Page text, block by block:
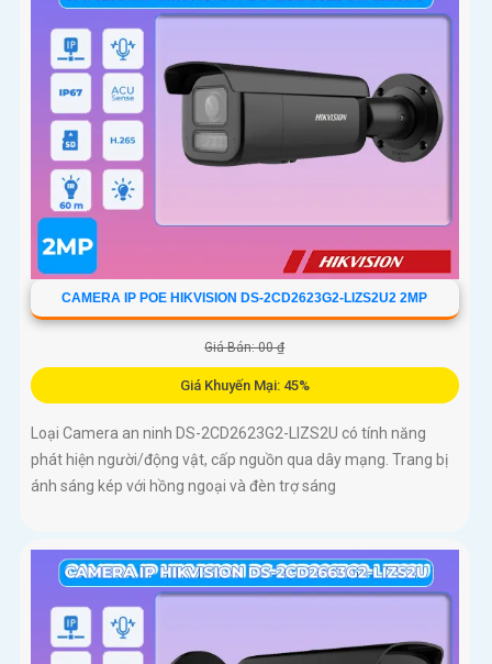
CAMERA IP POE HIKVISION DS-2CD2623G2-LIZS2U2 2MP
Giá Bán: 00 ₫
Giá Khuyến Mại: 45%
Loại Camera an ninh DS-2CD2623G2-LIZS2U có tính năng
phát hiện người/động vật, cấp nguồn qua dây mạng. Trang bị
ánh sáng kép với hồng ngoại và đèn trợ sáng